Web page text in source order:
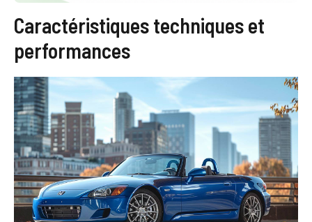
Caractéristiques techniques et
performances